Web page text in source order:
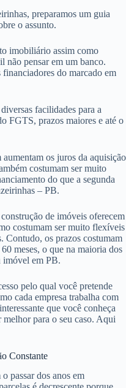
preparamos um guia
o assunto.
imobiliário assim como
não pensar em um banco.
do marcado em
facilidades para a
FGTS, prazos maiores e até o
os juros da aquisição
costumam ser muito
do que a segunda
– PB.
de imóveis oferecem
costumam ser muito flexíveis
Contudo, os prazos costumam
meses, o que na maioria dos
imóvel em PB.
pelo qual você pretende
cada empresa trabalha com
que você conheça
melhor para o seu caso. Aqui
Constante
passar dos anos em